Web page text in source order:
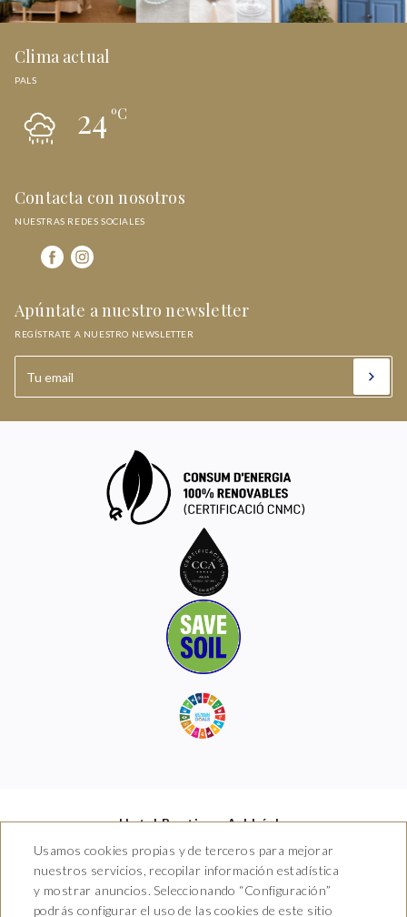
Clima actual
PALS
24ºC
Contacta con nosotros
NUESTRAS REDES SOCIALES
Apúntate a nuestro newsletter
REGÍSTRATE A NUESTRO NEWSLETTER
Hotel Boutique Arkhé de
Pals
Carrer del Raval 5, 17256 Pals,
Girona
T. 681 035 739
Usamos cookies propias y de terceros para mejorar
nuestros servicios, recopilar información estadística
y mostrar anuncios. Seleccionando “Configuración”
podrás configurar el uso de las cookies de este sitio